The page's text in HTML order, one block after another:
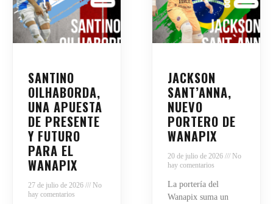
SANTINO
OILHABORDA,
UNA APUESTA
DE PRESENTE
Y FUTURO
PARA EL
WANAPIX
27 de julio de 2026
No
hay comentarios
JACKSON
SANT’ANNA,
NUEVO
PORTERO DE
WANAPIX
20 de julio de 2026
No
hay comentarios
La portería del
Wanapix suma un